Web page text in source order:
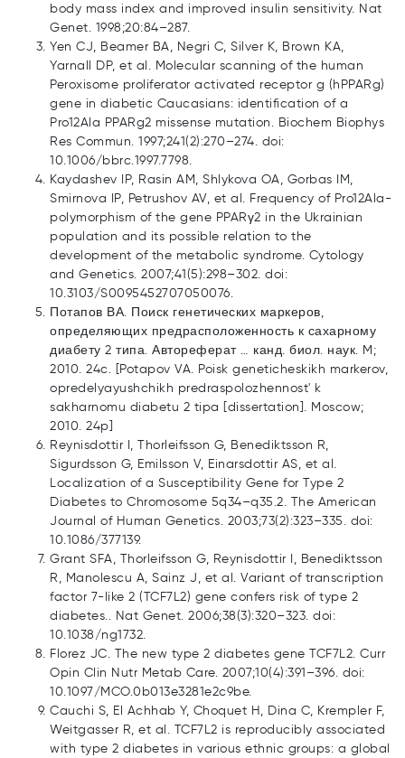
body mass index and improved insulin sensitivity. Nat
Genet. 1998;20:84–287.
Yen CJ, Beamer BA, Negri C, Silver K, Brown KA,
Yarnall DP, et al. Molecular scanning of the human
Peroxisome proliferator activated receptor g (hPPARg)
gene in diabetic Caucasians: identification of a
Pro12Ala PPARg2 missense mutation. Biochem Biophys
Res Commun. 1997;241(2):270–274. doi:
10.1006/bbrc.1997.7798.
Kaydashev IP, Rasin AM, Shlykova OA, Gorbas IM,
Smirnova IP, Petrushov AV, et al. Frequency of Pro12Ala-
polymorphism of the gene PPARγ2 in the Ukrainian
population and its possible relation to the
development of the metabolic syndrome. Cytology
and Genetics. 2007;41(5):298–302. doi:
10.3103/S0095452707050076.
Потапов ВА. Поиск генетических маркеров,
определяющих предрасположенность к сахарному
диабету 2 типа. Автореферат … канд. биол. наук. M;
2010. 24c. [Potapov VA. Poisk geneticheskikh markerov,
opredelyayushchikh predraspolozhennost' k
sakharnomu diabetu 2 tipa [dissertation]. Moscow;
2010. 24p]
Reynisdottir I, Thorleifsson G, Benediktsson R,
Sigurdsson G, Emilsson V, Einarsdottir AS, et al.
Localization of a Susceptibility Gene for Type 2
Diabetes to Chromosome 5q34–q35.2. The American
Journal of Human Genetics. 2003;73(2):323–335. doi:
10.1086/377139.
Grant SFA, Thorleifsson G, Reynisdottir I, Benediktsson
R, Manolescu A, Sainz J, et al. Variant of transcription
factor 7-like 2 (TCF7L2) gene confers risk of type 2
diabetes.. Nat Genet. 2006;38(3):320–323. doi:
10.1038/ng1732.
Florez JC. The new type 2 diabetes gene TCF7L2. Curr
Opin Clin Nutr Metab Care. 2007;10(4):391–396. doi:
10.1097/MCO.0b013e3281e2c9be.
Cauchi S, El Achhab Y, Choquet H, Dina C, Krempler F,
Weitgasser R, et al. TCF7L2 is reproducibly associated
with type 2 diabetes in various ethnic groups: a global